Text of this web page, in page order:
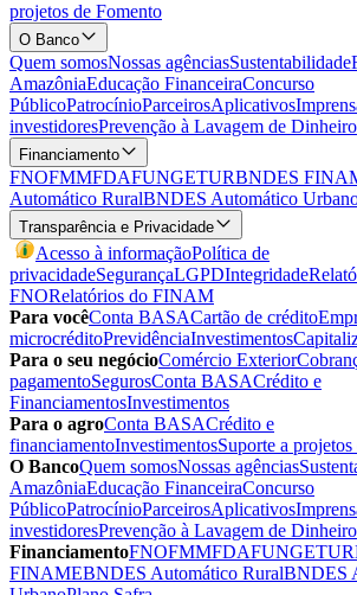
projetos de Fomento
O Banco
Quem somosNossas agênciasSustentabilidade
AmazôniaEducação FinanceiraConcurso
PúblicoPatrocínioParceirosAplicativos
investidoresPrevenção à Lavagem de Dinheiro
Financiamento
FNOFMMFDAFUNGETURBNDES
Automático RuralBNDES Automático
Transparência e Privacidade
Acesso à informaçãoPolítica de
privacidadeSegurançaLGPDIntegridade
FNORelatórios do FINAM
Para vocêConta BASACartão de crédito
microcréditoPrevidênciaInvestimentos
Para o seu negócioComércio Exterior
pagamentoSegurosConta BASACrédito e
FinanciamentosInvestimentos
Para o agroConta BASACrédito e
financiamentoInvestimentosSuporte a
O BancoQuem somosNossas agências
AmazôniaEducação FinanceiraConcurso
PúblicoPatrocínioParceirosAplicativos
investidoresPrevenção à Lavagem de Dinheiro
FinanciamentoFNOFMMFDAFUNGETUR
FINAMEBNDES Automático RuralBNDES